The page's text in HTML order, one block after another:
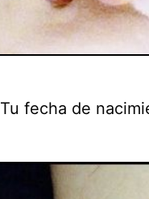
Tu fecha de